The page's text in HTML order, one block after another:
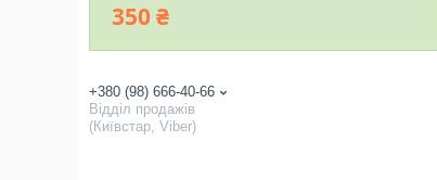
350 ₴
+380 (98) 666-40-66
Відділ продажів
(Київстар, Viber)